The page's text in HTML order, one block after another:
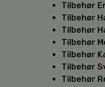
Tilbehør
Tilbehør
Tilbehør
Tilbehør
Tilbehør
Tilbehør
Tilbehør